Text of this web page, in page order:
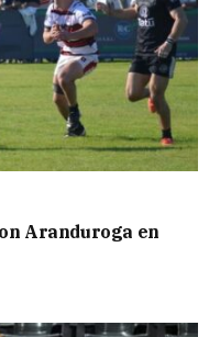
Aranduroga en